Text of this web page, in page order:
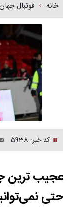
خانه فوتبال جهان
کد خبر: 5938
عجیب ترین
حتی